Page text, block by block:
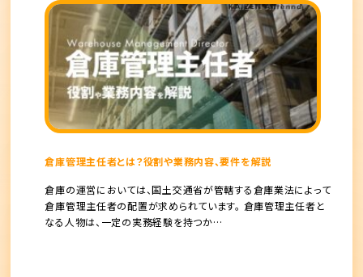
倉庫管理主任者とは？役割や業務内容、要件を解説
倉庫の運営においては、国土交通省が管轄する倉庫業法によって
倉庫管理主任者の配置が求められています。 倉庫管理主任者と
なる人物は、一定の実務経験を持つか…